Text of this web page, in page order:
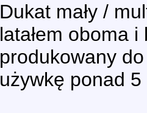
Dukat mały /
latałem oboma
produkowany
używkę ponad